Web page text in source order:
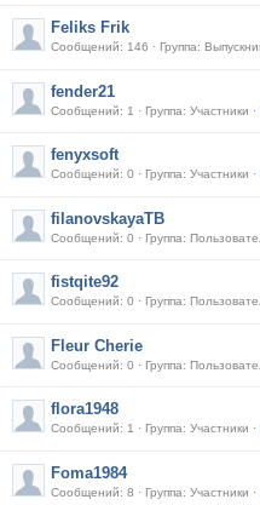
Feliks Frik
Сообщений: 146 · Группа:
fender21
Сообщений: 1 · Группа: Участники ·
fenyxsoft
Сообщений: 0 · Группа: Участники ·
filanovskayaTB
Сообщений: 0 · Группа:
fistqite92
Сообщений: 0 · Группа:
Fleur Cherie
Сообщений: 0 · Группа:
flora1948
Сообщений: 1 · Группа: Участники ·
Foma1984
Сообщений: 8 · Группа: Участники ·